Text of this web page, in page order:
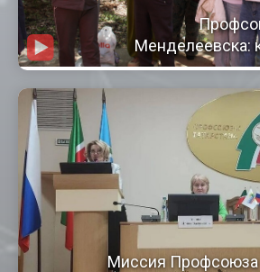
Менделеевска:
Миссия